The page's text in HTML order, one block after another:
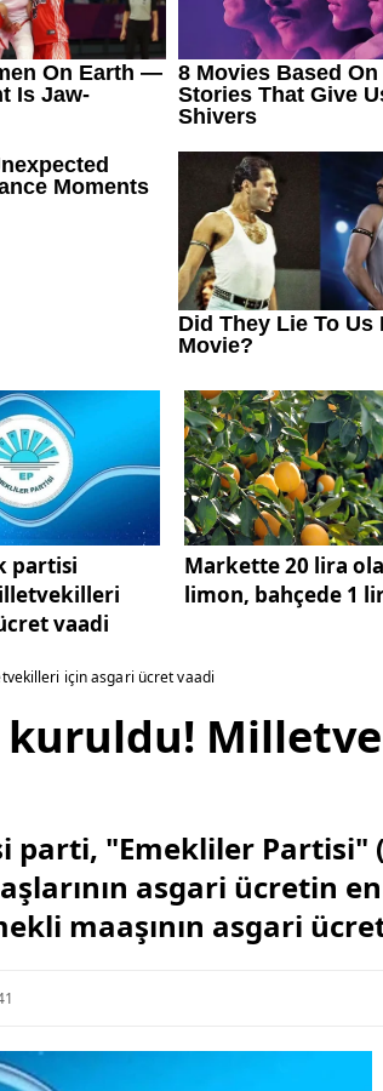
partisi
vaadi
Markette 20 lira
limon, bahçede 1
için asgari ücret vaadi
kuruldu!
parti, "Emekliler Partisi"
asgari ücretin
maaşının asgari